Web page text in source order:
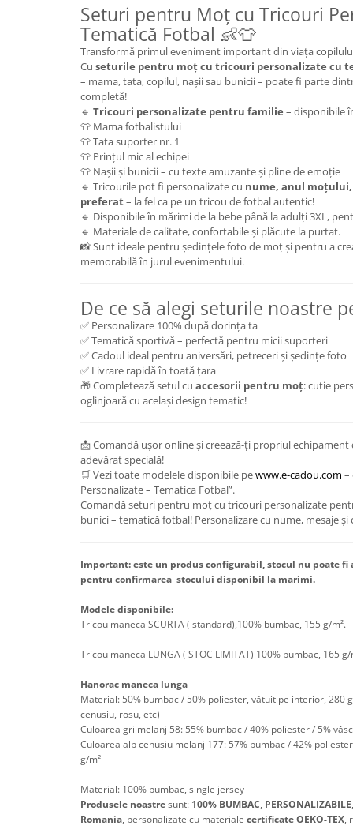
Seturi pentru Moț cu Tricouri
Tematică Fotbal 👶👕
Transformă primul eveniment important din viața
Cu seturile pentru moț cu tricouri personalizate cu
– mama, tata, copilul, nașii sau bunicii – poate fi parte
completă!
🔹 Tricouri personalizate pentru familie – disponibile
👕 Mama fotbalistului
👕 Tata suporter nr. 1
👕 Prințul mic al echipei
👕 Nașii și bunicii – cu texte amuzante și pline de emoție
🔹 Tricourile pot fi personalizate cu nume, anul moțului,
preferat– la fel ca pe un tricou de fotbal autentic!
🔹 Disponibile în mărimi de la bebe până la adulți 3XL,
🔹 Materiale de calitate, confortabile și plăcute la purtat.
📸 Sunt ideale pentru ședințele foto de moț și pentru a
memorabilă în jurul evenimentului.
De ce să alegi seturile noastre
✅ Personalizare 100% după dorința ta
✅ Tematică sportivă – perfectă pentru micii suporteri
✅ Cadoul ideal pentru aniversări, petreceri și ședințe foto
✅ Livrare rapidă în toată țara
🎁 Completează setul cu accesorii pentru moț: cutie
oglinjoară cu același design tematic!
📩 Comandă ușor online și creează-ți propriul echipament
adevărat specială!
🛒 Vezi toate modelele disponibile pewww.e-cadou.com –
Personalizate – Tematica Fotbal”.
Comandă seturi pentru moț cu tricouri personalizate
bunici – tematică fotbal! Personalizare cu nume, mesaje
Important: este un produs configurabil, stocul nu poate
pentru confirmarea stocului disponibil la marimi.
Modele disponibile:
Tricou maneca SCURTA ( standard),100% bumbac, 155 g/m².
Tricou maneca LUNGA ( STOC LIMITAT) 100% bumbac, 165 g/
Hanorac maneca lunga
Material: 50% bumbac / 50% poliester, vătuit pe interior, 280
cenusiu, rosu, etc)
Culoarea gri melanj 58: 55% bumbac / 40% poliester / 5%
Culoarea alb cenușiu melanj 177: 57% bumbac / 42%
g/m²
Material: 100% bumbac, single jersey
Produsele noastresunt: 100% BUMBAC, PERSONALIZABILE,
Romania, personalizate cu materiale certificate OEKO-TEX,